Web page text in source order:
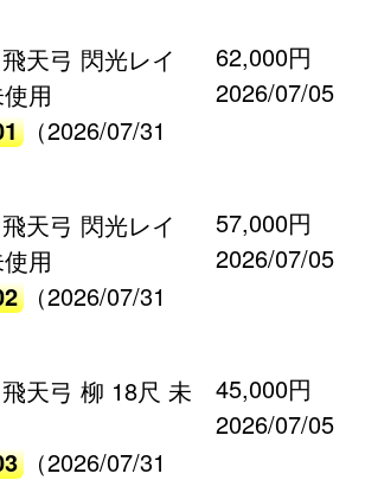
天弓 閃光レイ
用
（2026/07/31
62,000円
2026/07/05
天弓 閃光レイ
用
（2026/07/31
57,000円
2026/07/05
天弓 柳 18尺 未
（2026/07/31
45,000円
2026/07/05